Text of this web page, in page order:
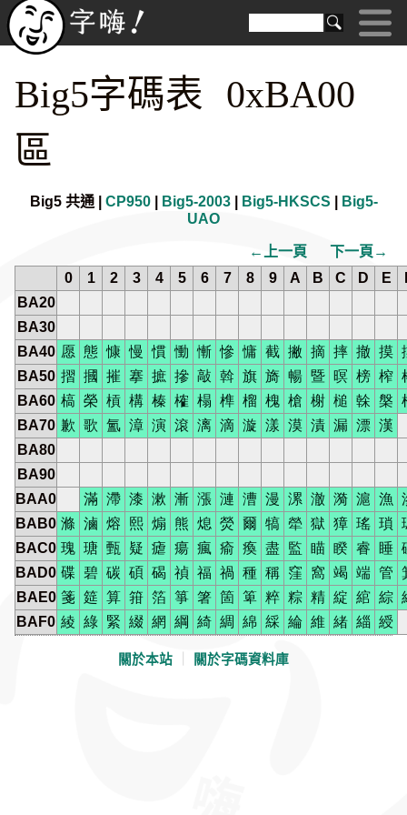
Big5字碼表 0xBA00
區
Big5 共通 | CP950| Big5-2003| Big5-HKSCS
Big5-
UAO
←上一頁
下一頁→
0
1 2 3 4 5 6 7 8 9 A B C D E
BA20
BA30
BA40 愿 態 慷 慢 慣 慟 慚 慘 慵 截 撇 摘 摔 撤 摸
BA50 摺 摑 摧 搴 摭 摻 敲 斡 旗 旖 暢 暨 暝 榜 榨
BA60 槁 榮 槓 構 榛 榷 榻 榫 榴 槐 槍 榭 槌 榦 槃
BA70 歉 歌 氳 漳 演 滾 漓 滴 漩 漾 漠 漬 漏 漂 漢
BA80
BA90
BAA0
滿 滯 漆 漱 漸 漲 漣 漕 漫 漯 澈 漪 滬 漁
BAB0 滌 滷 熔 熙 煽 熊 熄 熒 爾 犒 犖 獄 獐 瑤 瑣
BAC0 瑰 瑭 甄 疑 瘧 瘍 瘋 瘉 瘓 盡 監 瞄 睽 睿 睡
BAD0 碟 碧 碳 碩 碣 禎 福 禍 種 稱 窪 窩 竭 端 管
BAE0 箋 筵 算 箝 箔 箏 箸 箇 箄 粹 粽 精 綻 綰 綜
BAF0 綾 綠 緊 綴 網 綱 綺 綢 綿 綵 綸 維 緒 緇 綬
關於本站 關於字碼資料庫